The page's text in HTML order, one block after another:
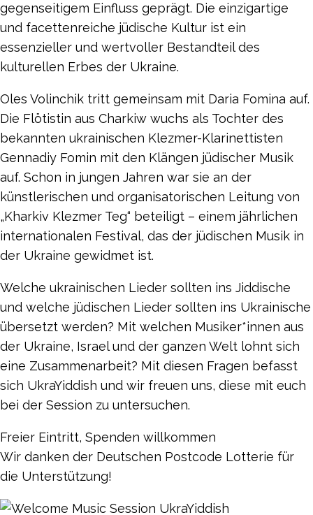
gegenseitigem Einfluss geprägt. Die einzigartige
und facettenreiche jüdische Kultur ist ein
essenzieller und wertvoller Bestandteil des
kulturellen Erbes der Ukraine.
Oles Volinchik tritt gemeinsam mit Daria Fomina auf.
Die Flötistin aus Charkiw wuchs als Tochter des
bekannten ukrainischen Klezmer-Klarinettisten
Gennadiy Fomin mit den Klängen jüdischer Musik
auf. Schon in jungen Jahren war sie an der
künstlerischen und organisatorischen Leitung von
„Kharkiv Klezmer Teg“ beteiligt – einem jährlichen
internationalen Festival, das der jüdischen Musik in
der Ukraine gewidmet ist.
Welche ukrainischen Lieder sollten ins Jiddische
und welche jüdischen Lieder sollten ins Ukrainische
übersetzt werden? Mit welchen Musiker*innen aus
der Ukraine, Israel und der ganzen Welt lohnt sich
eine Zusammenarbeit? Mit diesen Fragen befasst
sich UkraYiddish und wir freuen uns, diese mit euch
bei der Session zu untersuchen.
Freier Eintritt, Spenden willkommen
Wir danken der Deutschen Postcode Lotterie für
die Unterstützung!